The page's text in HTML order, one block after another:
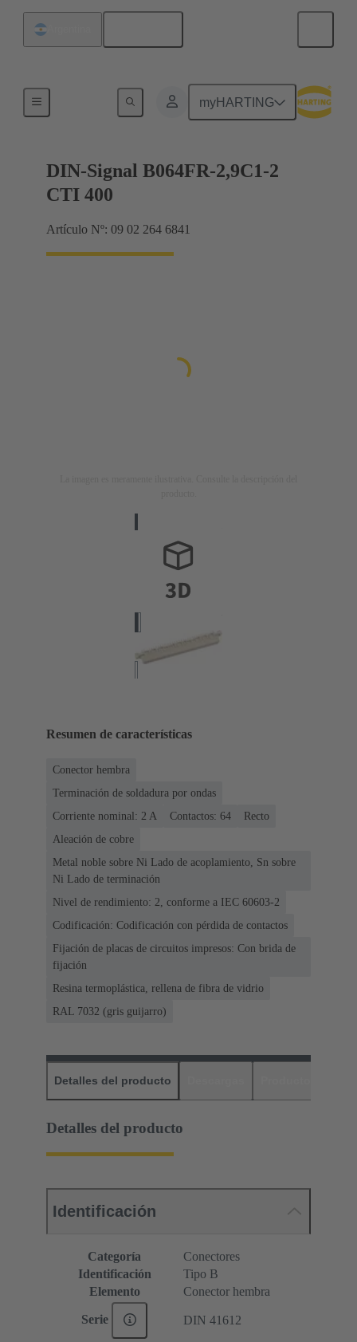
myHARTING
Terminación de placa madre a tarjeta hija
DIN-Signal B064FR-2,9C1-2
CTI 400
Artículo Nº: 09 02 264 6841
Resumen de características
Conector hembra
Terminación de soldadura por ondas
Corriente nominal: ‌2 A
Contactos: 64
Recto
Aleación de cobre
Metal noble sobre Ni Lado de acoplamiento, Sn sobre
Ni Lado de terminación
Nivel de rendimiento: 2, conforme a IEC 60603-2
Codificación: Codificación con pérdida de contactos
Fijación de placas de circuitos impresos: Con brida de
fijación
Resina termoplástica, rellena de fibra de vidrio
RAL 7032 (gris guijarro)
Detalles del producto
Detalles del producto
Identificación
Categoría
Conectores
Identificación
Tipo B
Elemento
Conector hembra
Serie DIN 41612